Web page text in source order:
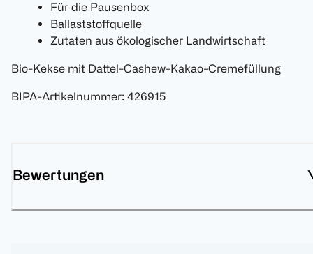
Für die Pausenbox
Ballaststoffquelle
Zutaten aus ökologischer Landwirtschaft
Bio-Kekse mit Dattel-Cashew-Kakao-Cremefüllung
BIPA-Artikelnummer: 426915
Bewertungen